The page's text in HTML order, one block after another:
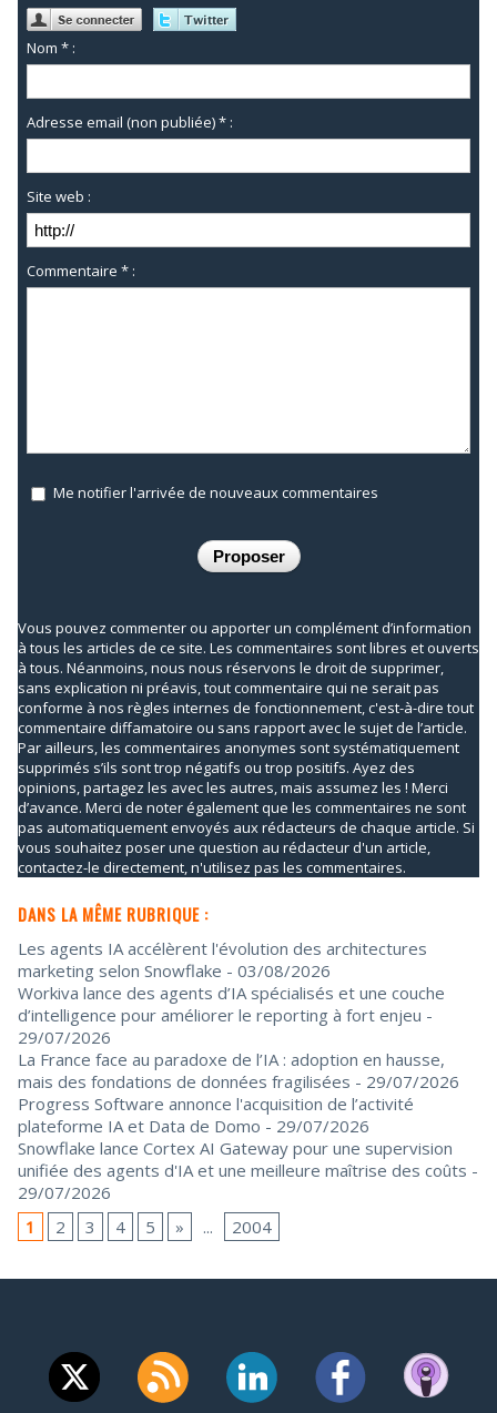
Nom * :
Adresse email (non publiée) * :
Site web :
Commentaire * :
Me notifier l'arrivée de nouveaux commentaires
Vous pouvez commenter ou apporter un complément d’information
à tous les articles de ce site. Les commentaires sont libres et ouverts
à tous. Néanmoins, nous nous réservons le droit de supprimer,
sans explication ni préavis, tout commentaire qui ne serait pas
conforme à nos règles internes de fonctionnement, c'est-à-dire tout
commentaire diffamatoire ou sans rapport avec le sujet de l’article.
Par ailleurs, les commentaires anonymes sont systématiquement
supprimés s’ils sont trop négatifs ou trop positifs. Ayez des
opinions, partagez les avec les autres, mais assumez les ! Merci
d’avance. Merci de noter également que les commentaires ne sont
pas automatiquement envoyés aux rédacteurs de chaque article. Si
vous souhaitez poser une question au rédacteur d'un article,
contactez-le directement, n'utilisez pas les commentaires.
DANS LA MÊME RUBRIQUE :
Les agents IA accélèrent l'évolution des architectures
marketing selon Snowflake - 03/08/2026
Workiva lance des agents d’IA spécialisés et une couche
d’intelligence pour améliorer le reporting à fort enjeu -
29/07/2026
La France face au paradoxe de l’IA : adoption en hausse,
mais des fondations de données fragilisées - 29/07/2026
Progress Software annonce l'acquisition de l’activité
plateforme IA et Data de Domo - 29/07/2026
Snowflake lance Cortex AI Gateway pour une supervision
unifiée des agents d'IA et une meilleure maîtrise des coûts -
29/07/2026
1
2 3 4 5 » ... 2004